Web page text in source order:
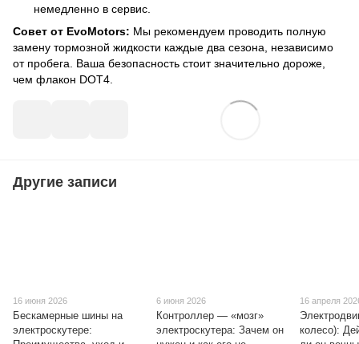
немедленно в сервис.
Совет от EvoMotors: Мы рекомендуем проводить полную
замену тормозной жидкости каждые два сезона, независимо
от пробега. Ваша безопасность стоит значительно дороже,
чем флакон DOT4.
Другие записи
16 июня 2026
Бескамерные шины на
электроскутере:
6 июня 2026
Контроллер — «мозг»
электроскутера: Зачем он
16 апреля
колесо):